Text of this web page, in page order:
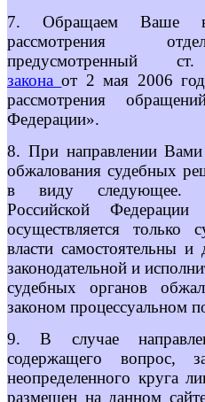
7. Обращаем Ваше
рассмотрения
законаот 2 мая 2006
рассмотрения
Федерации».
8. При направлении
обжалования судебных
в виду следующее.
Российской
осуществляется только
власти самостоятельны и
законодательной и
судебных органов
законом процессуальном
9. В случае
содержащего вопрос,
неопределенного круга
размещен на данном